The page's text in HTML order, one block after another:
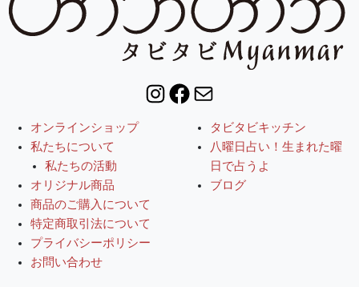
Instagram
Facebook
Mail
オンラインショップ
私たちについて
私たちの活動
オリジナル商品
タビタビキッチン
八曜日占い！生まれた曜
日で占うよ
ブログ
商品のご購入について
特定商取引法について
プライバシーポリシー
お問い合わせ